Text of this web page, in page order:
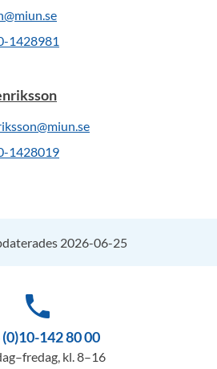
1428981
1428019
2026-06-25
phone
142 80 00
kl. 8–16